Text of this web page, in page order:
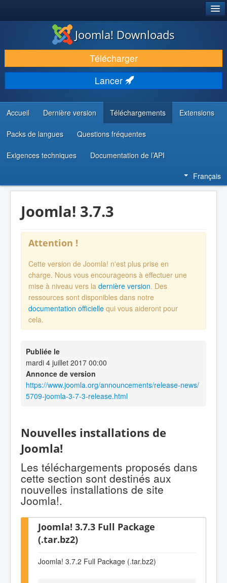
TÉLÉCHARGER & ÉTENDRE
DÉCOUVRIR & APPRENDRE
COMMUNAUTÉ & SUPPORT
RESSOURCES DÉVELOPPEURS
Joomla! Downloads
Télécharger
Lancer
Accueil Dernière version Téléchargements Extensions
Packs de langues Questions fréquentes
Exigences techniques Documentation de l’API
Français
Joomla! 3.7.3
Attention !
Cette version de Joomla! n'est plus prise en
charge. Nous vous encourageons à effectuer une
mise à niveau vers la dernière version. Des
ressources sont disponibles dans notre
documentation officielle qui vous aideront pour
cela.
Publiée le
mardi 4 juillet 2017 00:00
Annonce de version
https://www.joomla.org/announcements/release-news/
5709-joomla-3-7-3-release.html
Nouvelles installations de
Joomla!
Les téléchargements proposés dans
cette section sont destinés aux
nouvelles installations de site
Joomla!.
Joomla! 3.7.3 Full Package
(.tar.bz2)
Joomla! 3.7.2 Full Package (.tar.bz2)